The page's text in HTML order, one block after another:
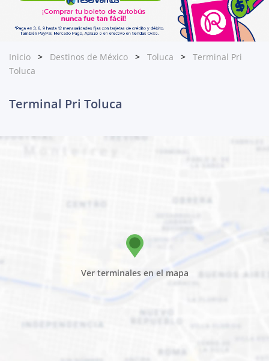
Inicio Destinos de México Toluca
Terminal Pri
Toluca
Terminal Pri Toluca
Ver terminales en el mapa